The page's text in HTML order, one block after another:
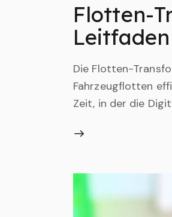
Flotten-
Leitfaden
Die Flotten-
Fahrzeugflotten
Zeit, in der die